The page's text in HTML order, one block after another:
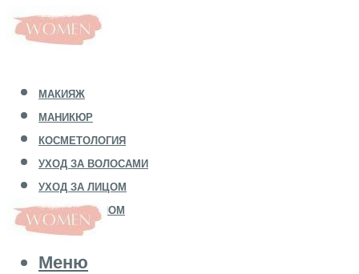
МАКИЯЖ
МАНИКЮР
КОСМЕТОЛОГИЯ
УХОД ЗА ВОЛОСАМИ
УХОД ЗА ЛИЦОМ
УХОД ЗА ТЕЛОМ
Меню